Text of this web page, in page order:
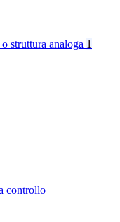
struttura analoga 1
controllo